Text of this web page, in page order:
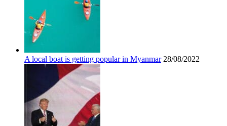
A local boat is getting popular in Myanmar 28/08/2022